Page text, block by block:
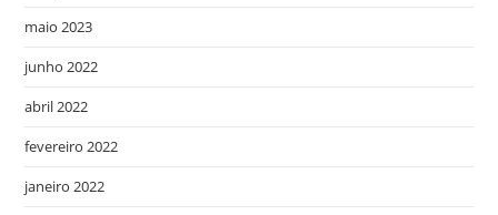
maio 2023
junho 2022
abril 2022
fevereiro 2022
janeiro 2022